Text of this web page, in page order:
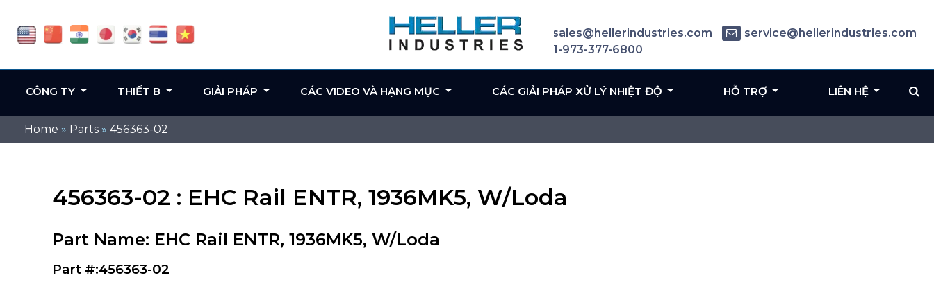
Home » Parts » 456363-02
456363-02 : EHC Rail ENTR, 1936MK5, W/Loda
Part Name: EHC Rail ENTR, 1936MK5, W/Loda
Part #:456363-02
sales@hellerindustries.com
service@hellerindustries.com
1-973-377-6800
CÔNG TY THIẾT B GIẢI PHÁP CÁC VIDEO VÀ HẠNG MỤC CÁC GIẢI PHÁP XỬ LÝ NHIỆT ĐỘ HỖ TRỢ LIÊN HỆ